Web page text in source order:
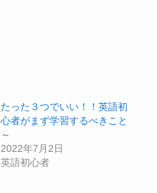
たった３つでいい！！英語初
心者がまず学習するべきこと
～
2022年7月2日
英語初心者